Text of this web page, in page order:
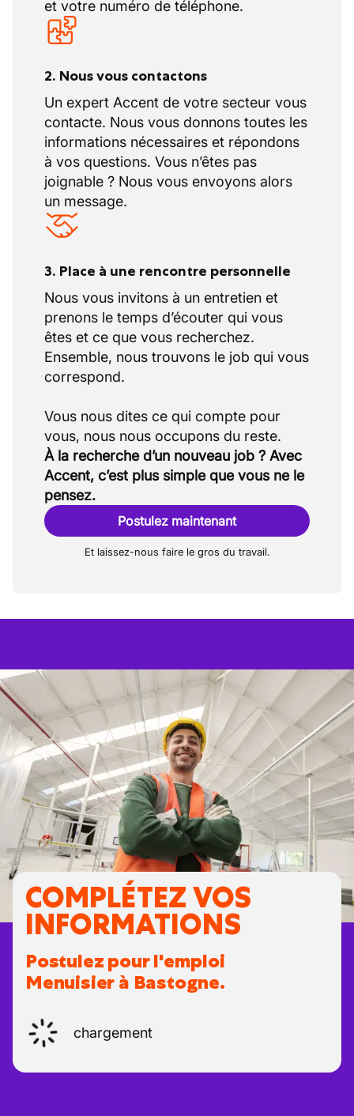
hiérarchie accessible qui encourage
l'évolution de chacun.
et votre numéro de téléphone.
2. Nous vous contactons
Un expert Accent de votre secteur vous
contacte. Nous vous donnons toutes les
informations nécessaires et répondons
à vos questions. Vous n’êtes pas
joignable ? Nous vous envoyons alors
un message.
3. Place à une rencontre personnelle
Nous vous invitons à un entretien et
prenons le temps d’écouter qui vous
êtes et ce que vous recherchez.
Ensemble, nous trouvons le job qui vous
correspond.
Vous nous dites ce qui compte pour
À la recherche d’un nouveau job ? Avec
Accent, c’est plus simple que vous ne le
pensez.
Postulez maintenant
Et laissez-nous faire le gros du travail.
COMPLÉTEZ VOS
INFORMATIONS
Postulez pour l'emploi
Menuisier à Bastogne.
chargement